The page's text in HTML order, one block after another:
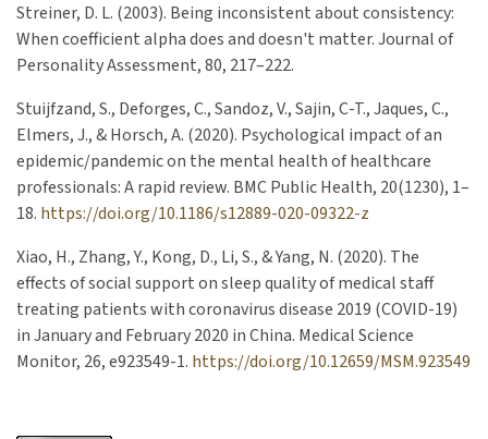
Streiner, D. L. (2003). Being inconsistent about consistency:
When coefficient alpha does and doesn't matter. Journal of
Personality Assessment, 80, 217–222.
Stuijfzand, S., Deforges, C., Sandoz, V., Sajin, C-T., Jaques, C.,
Elmers, J., & Horsch, A. (2020). Psychological impact of an
epidemic/pandemic on the mental health of healthcare
professionals: A rapid review. BMC Public Health, 20(1230), 1–
18. https://doi.org/10.1186/s12889-020-09322-z
Xiao, H., Zhang, Y., Kong, D., Li, S., & Yang, N. (2020). The
effects of social support on sleep quality of medical staff
treating patients with coronavirus disease 2019 (COVID-19)
in January and February 2020 in China. Medical Science
Monitor, 26, e923549-1. https://doi.org/10.12659/MSM.923549